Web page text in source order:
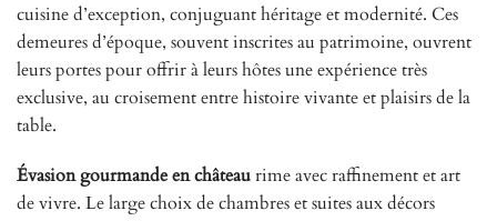
cuisine d’exception, conjuguant héritage et modernité. Ces
demeures d’époque, souvent inscrites au patrimoine, ouvrent
leurs portes pour offrir à leurs hôtes une expérience très
exclusive, au croisement entre histoire vivante et plaisirs de la
table.
Évasion gourmande en châteaurime avec raffinement et art
de vivre. Le large choix de chambres et suites aux décors